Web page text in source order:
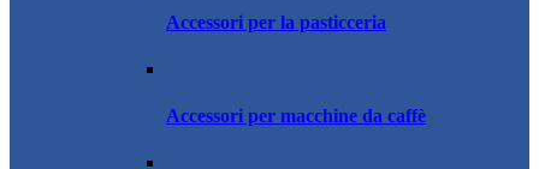
Accessori per la pasticceria
Accessori per macchine da caffè